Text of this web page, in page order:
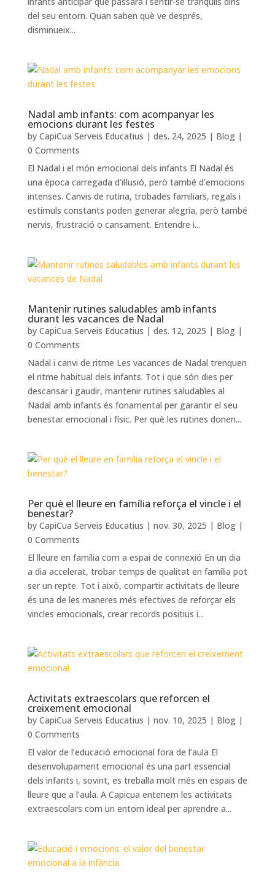
del seu entorn. Quan saben què ve després,
disminueix...
Nadal amb infants: com acompanyar les
emocions durant les festes
by CapiCua Serveis Educatius | des. 24, 2025 | Blog|
0 Comments
El Nadal i el món emocional dels infants El Nadal és
una època carregada d’il·lusió, però també d’emocions
intenses. Canvis de rutina, trobades familiars, regals i
estímuls constants poden generar alegria, però també
nervis, frustració o cansament. Entendre i...
Mantenir rutines saludables amb infants
durant les vacances de Nadal
by CapiCua Serveis Educatius | des. 12, 2025 | Blog|
0 Comments
Nadal i canvi de ritme Les vacances de Nadal trenquen
el ritme habitual dels infants. Tot i que són dies per
descansar i gaudir, mantenir rutines saludables al
Nadal amb infants és fonamental per garantir el seu
benestar emocional i físic. Per què les rutines donen...
Per què el lleure en família reforça el vincle i el
benestar?
by CapiCua Serveis Educatius | nov. 30, 2025 | Blog|
0 Comments
El lleure en família com a espai de connexió En un dia
a dia accelerat, trobar temps de qualitat en família pot
ser un repte. Tot i això, compartir activitats de lleure
és una de les maneres més efectives de reforçar els
vincles emocionals, crear records positius i...
Activitats extraescolars que reforcen el
creixement emocional
by CapiCua Serveis Educatius | nov. 10, 2025 | Blog|
0 Comments
El valor de l’educació emocional fora de l’aula El
desenvolupament emocional és una part essencial
dels infants i, sovint, es treballa molt més en espais de
lleure que a l’aula. A Capicua entenem les activitats
extraescolars com un entorn ideal per aprendre a...